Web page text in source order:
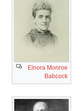
Elnora Monroe
Babcock